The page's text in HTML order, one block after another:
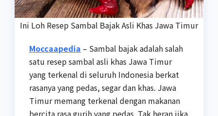
Ini Loh Resep Sambal Bajak Asli Khas Jawa Timur
Moccaapedia – Sambal bajak adalah salah
satu resep sambal asli khas Jawa Timur
yang terkenal di seluruh Indonesia berkat
rasanya yang pedas, segar dan khas. Jawa
Timur memang terkenal dengan makanan
bercita rasa gurih yang pedas. Tak heran jika